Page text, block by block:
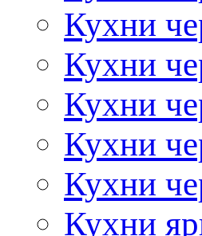
Кухни
Кухни
Кухни
Кухни
Кухни
Кухни